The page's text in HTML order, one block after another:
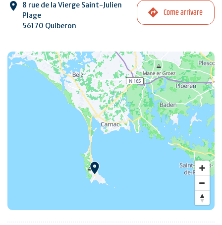
8 rue de la Vierge Saint-Julien
Plage
56170 Quiberon
Come arrivare